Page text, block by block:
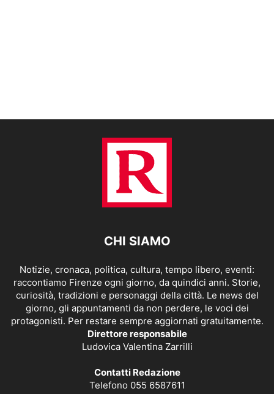
CHI SIAMO
Notizie, cronaca, politica, cultura, tempo libero, eventi:
raccontiamo Firenze ogni giorno, da quindici anni. Storie,
curiosità, tradizioni e personaggi della città. Le news del
giorno, gli appuntamenti da non perdere, le voci dei
protagonisti. Per restare sempre aggiornati gratuitamente.
Direttore responsabile
Ludovica Valentina Zarrilli
Contatti Redazione
Telefono 055 6587611